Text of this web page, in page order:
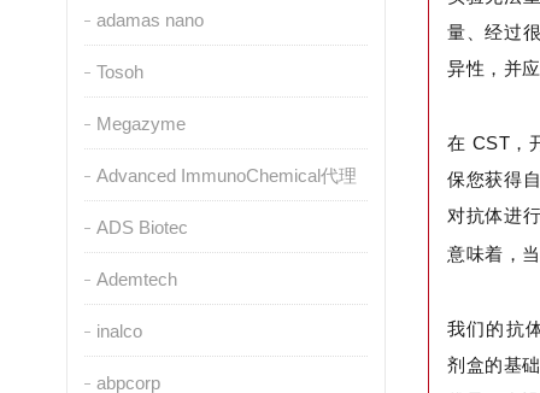
adamas nano
Tosoh
Megazyme
Advanced ImmunoChemical代理
ADS Biotec
Ademtech
inalco
abpcorp
量、经过
异性，并
在 CST，
保您获得
对抗体进
意味着，
我们的抗
剂盒的基